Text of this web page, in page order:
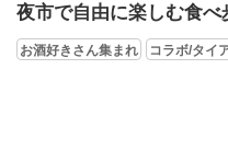
夜市で自由に楽しむ食べ
お酒好きさん集まれ コラボ/タイ